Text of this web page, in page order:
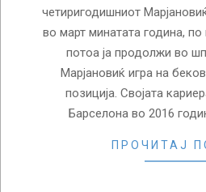
четиригодишниот
во март минатата година, по
потоа ја продолжи во
Марјановиќ игра на
позиција. Својата
Барселона во 2016
ПРОЧИТАЈ